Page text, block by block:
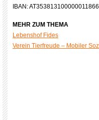
IBAN: AT353813100000011866
MEHR ZUM THEMA
Lebenshof Fides
Verein Tierfreude – Mobiler